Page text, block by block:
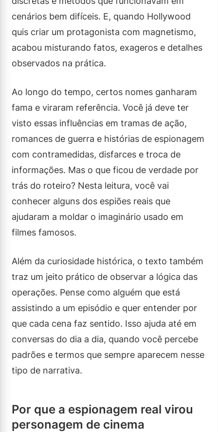
cenários bem difíceis. E, quando Hollywood
quis criar um protagonista com magnetismo,
acabou misturando fatos, exageros e detalhes
observados na prática.
Ao longo do tempo, certos nomes ganharam
fama e viraram referência. Você já deve ter
visto essas influências em tramas de ação,
romances de guerra e histórias de espionagem
com contramedidas, disfarces e troca de
informações. Mas o que ficou de verdade por
trás do roteiro? Nesta leitura, você vai
conhecer alguns dos espiões reais que
ajudaram a moldar o imaginário usado em
filmes famosos.
Além da curiosidade histórica, o texto também
traz um jeito prático de observar a lógica das
operações. Pense como alguém que está
assistindo a um episódio e quer entender por
que cada cena faz sentido. Isso ajuda até em
conversas do dia a dia, quando você percebe
padrões e termos que sempre aparecem nesse
tipo de narrativa.
Por que a espionagem real virou
personagem de cinema